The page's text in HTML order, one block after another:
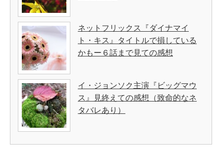
ネットフリックス『ダイナマイ
ト・キス』タイトルで損している
かもー６話まで見ての感想
イ・ジョンソク主演『ビッグマウ
ス』見終えての感想（致命的なネ
タバレあり）